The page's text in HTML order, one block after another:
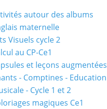
autour des albums
maternelle
Visuels cycle 2
au CP-Ce1
et leçons augmentées
- Comptines - Education
- Cycle 1 et 2
magiques Ce1